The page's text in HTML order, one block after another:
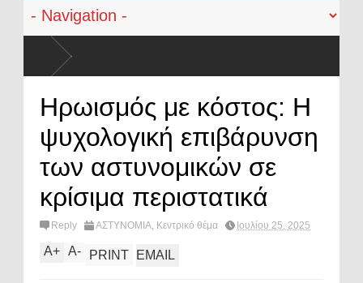
Ηρωισμός με κόστος: Η
ψυχολογική επιβάρυνση
των αστυνομικών σε
κρίσιμα περιστατικά
Reply ΑΣΤΥΝΟΜΙΑ, Κεντρικό θέμα Ιουλίου 25, 2025
A+ A- PRINT EMAIL